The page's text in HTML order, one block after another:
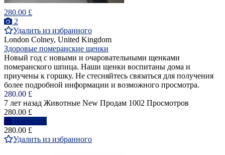
280.00 £
2
Удалить из избранного
London Colney, United Kingdom
Здоровые померанские щенки
Новый год с новыми и очаровательными щенками
померанского шпица. Наши щенки воспитаны дома и
приучены к горшку. Не стесняйтесь связаться для получения
более подробной информации и возможного просмотра.
280.00 £
7 лет назад Животные New Продам 1002 Просмотров
280.00 £
Написать
280.00 £
Удалить из избранного